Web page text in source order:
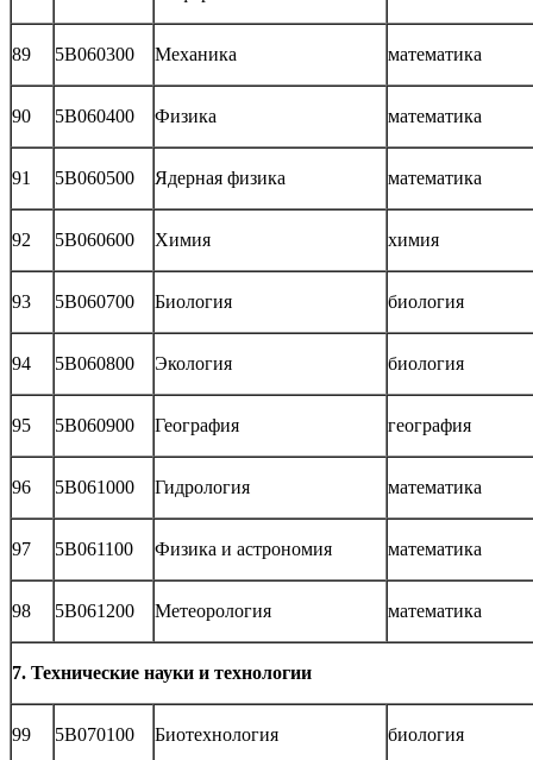
89 5В060300 Механика математика
90 5В060400 Физика математика
91 5В060500 Ядерная физика математика
92 5В060600 Химия химия
93 5В060700 Биология биология
94 5В060800 Экология биология
95 5В060900 География география
96 5В061000 Гидрология математика
97 5В061100 Физика и астрономия математика
98 5В061200 Метеорология математика
7. Технические науки и технологии
99 5В070100 Биотехнология биология